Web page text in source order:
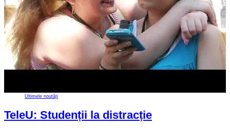
Ultimele noutăți
TeleU: Studenții la distracție